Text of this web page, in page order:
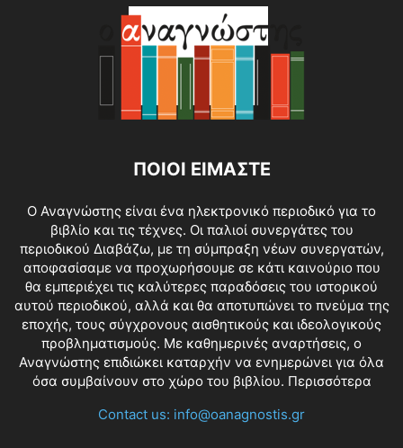
ΠΟΙΟΙ ΕΙΜΑΣΤΕ
O Αναγνώστης είναι ένα ηλεκτρονικό περιοδικό για το
βιβλίο και τις τέχνες. Οι παλιοί συνεργάτες του
περιοδικού Διαβάζω, με τη σύμπραξη νέων συνεργατών,
αποφασίσαμε να προχωρήσουμε σε κάτι καινούριο που
θα εμπεριέχει τις καλύτερες παραδόσεις του ιστορικού
αυτού περιοδικού, αλλά και θα αποτυπώνει το πνεύμα της
εποχής, τους σύγχρονους αισθητικούς και ιδεολογικούς
προβληματισμούς. Με καθημερινές αναρτήσεις, ο
Αναγνώστης επιδιώκει καταρχήν να ενημερώνει για όλα
όσα συμβαίνουν στο χώρο του βιβλίου. Περισσότερα
Contact us: info@oanagnostis.gr